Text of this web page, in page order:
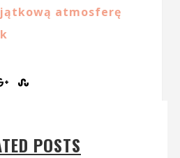
atmosferę
POSTS